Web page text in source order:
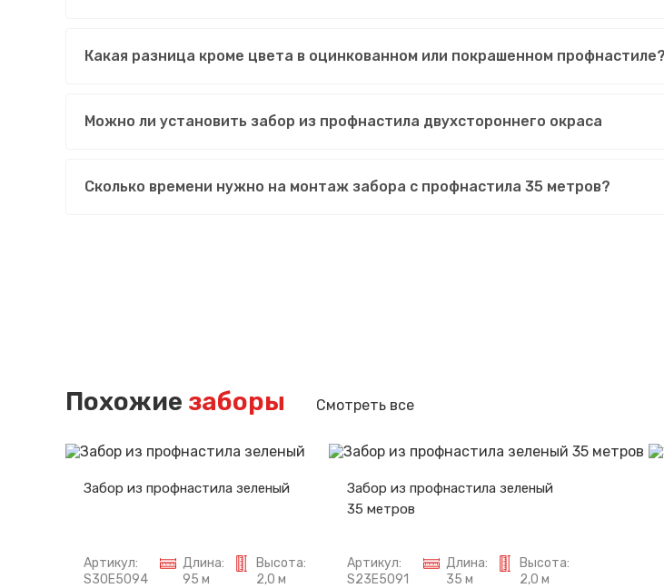
Какая разница кроме цвета в оцинкованном или покрашенном профнастиле?
Можно ли установить забор из профнастила двухстороннего окраса
Сколько времени нужно на монтаж забора с профнастила 35 метров?
Похожие заборы Смотреть все
Забор из профнастила зеленый
Артикул:
S30E5094
Длина:
95 м
Высота:
2,0 м
Забор из профнастила зеленый
35 метров
Артикул:
S23E5091
Длина:
35 м
Высота:
2,0 м